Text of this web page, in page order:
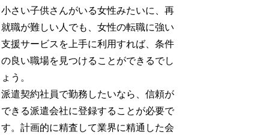
小さい子供さんがいる女性みたいに、再
就職が難しい人でも、女性の転職に強い
支援サービスを上手に利用すれば、条件
の良い職場を見つけることができるでし
ょう。
派遣契約社員で勤務したいなら、信頼が
できる派遣会社に登録することが必要で
す。計画的に精査して業界に精通した会